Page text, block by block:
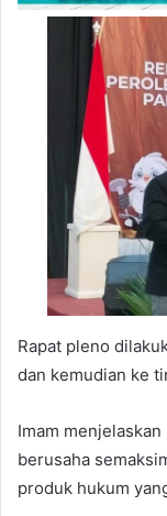
Rapat pleno
dan kemudian ke
Imam
berusaha
produk hukum